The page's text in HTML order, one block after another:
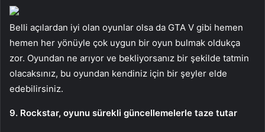
Belli açılardan iyi olan oyunlar olsa da GTA V gibi hemen
hemen her yönüyle çok uygun bir oyun bulmak oldukça
zor. Oyundan ne arıyor ve bekliyorsanız bir şekilde tatmin
olacaksınız, bu oyundan kendiniz için bir şeyler elde
edebilirsiniz.
9. Rockstar, oyunu sürekli güncellemelerle taze tutar